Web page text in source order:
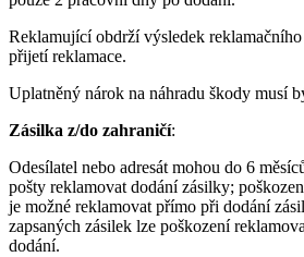
Reklamující obdrží výsledek
přijetí reklamace.
Uplatněný nárok na náhradu škody musí
Zásilka z/do zahraničí:
Odesílatel nebo adresát mohou do 6
pošty reklamovat dodání zásilky;
je možné reklamovat přímo při dodání
zapsaných zásilek lze poškození
dodání.